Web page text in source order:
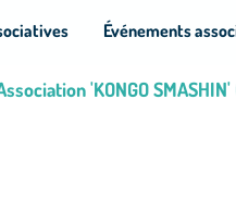
Événements
'KONGO SMASHIN'